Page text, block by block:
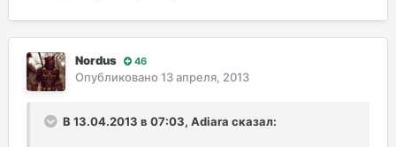
Nordus 46
Опубликовано 13 апреля, 2013
В 13.04.2013 в 07:03, Adiara сказал: